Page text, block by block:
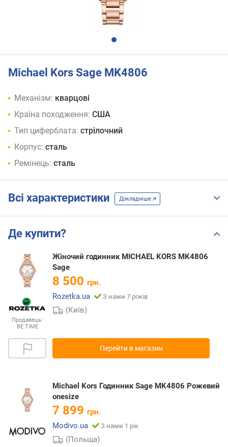
Michael Kors Sage MK4806
Механізм: кварцові
Країна походження: США
Тип циферблата: стрілочний
Корпус: сталь
Ремінець: сталь
Всі характеристики Докладніше
Де купити?
Продавець:
BE.TIME
Жіночий годинник MICHAEL KORS MK4806
Sage
8 500 грн.
Rozetka.ua
З нами 7 років
(Київ)
Перейти в магазин
Michael Kors Годинник Sage MK4806 Рожевий
onesize
7 899 грн.
Modivo.ua
З нами 1 рік
(Польща)